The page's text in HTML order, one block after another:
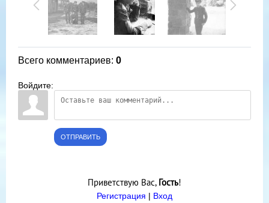
Всего комментариев: 0
Войдите:
ОТПРАВИТЬ
Приветствую Вас, Гость!
Регистрация | Вход